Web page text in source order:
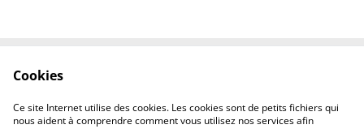
Politique de
confidentialité
Politique des cookies
Cookies
Ce site Internet utilise des cookies. Les cookies sont de petits fichiers qui
nous aident à comprendre comment vous utilisez nos services afin